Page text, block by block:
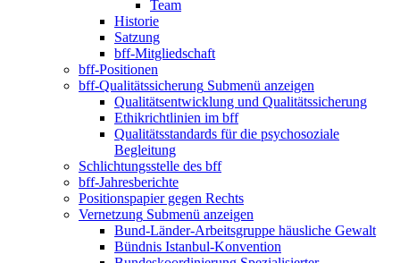
Team
Historie
Satzung
bff-Mitgliedschaft
bff-Positionen
bff-Qualitätssicherung Submenü anzeigen
Qualitätsentwicklung und Qualitätssicherung
Ethikrichtlinien im bff
Qualitätsstandards für die psychosoziale
Begleitung
Schlichtungsstelle des bff
bff-Jahresberichte
Positionspapier gegen Rechts
Vernetzung Submenü anzeigen
Bund-Länder-Arbeitsgruppe häusliche Gewalt
Bündnis Istanbul-Konvention